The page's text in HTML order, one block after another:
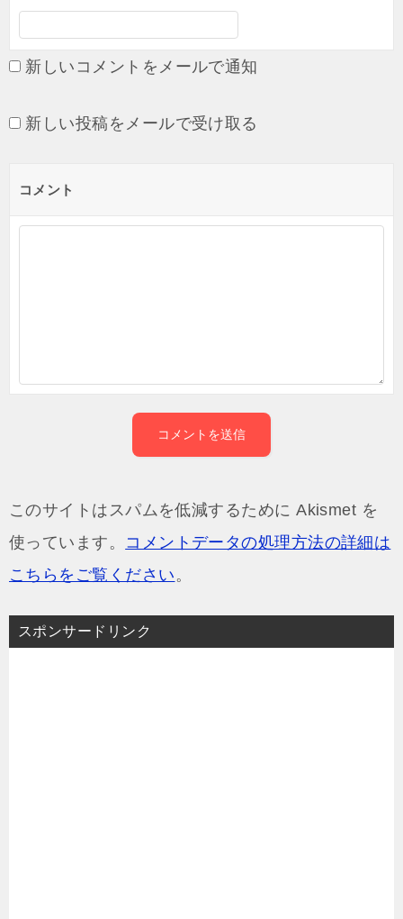
新しいコメントをメールで通知
新しい投稿をメールで受け取る
コメント
このサイトはスパムを低減するために Akismet を
使っています。 コメントデータの処理方法の詳細は
こちらをご覧ください 。
スポンサードリンク